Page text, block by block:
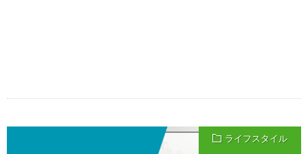
ライフスタイル